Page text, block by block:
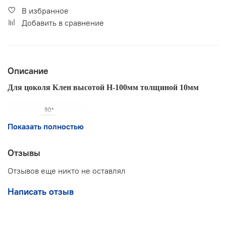
В избранное
Добавить в сравнение
Описание
Для цоколя Клен высотой Н-100мм толщиной 10мм
Показать полностью
Отзывы
Отзывов еще никто не оставлял
Написать отзыв